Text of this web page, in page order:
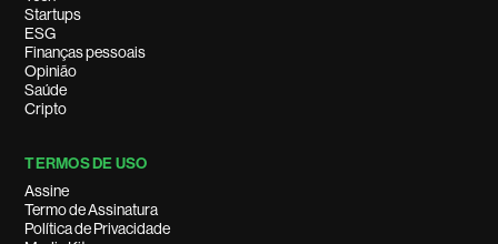
Startups
ESG
Finanças pessoais
Opinião
Saúde
Cripto
TERMOS DE USO
Assine
Termo de Assinatura
Política de Privacidade